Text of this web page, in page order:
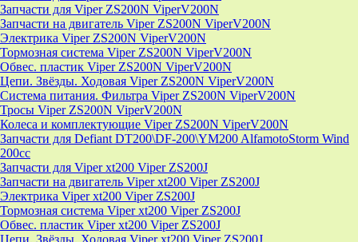
Запчасти для Viper ZS200N ViperV200N
Запчасти на двигатель Viper ZS200N ViperV200N
Электрика Viper ZS200N ViperV200N
Тормозная система Viper ZS200N ViperV200N
Обвес. пластик Viper ZS200N ViperV200N
Цепи. Звёзды. Ходовая Viper ZS200N ViperV200N
Система питания. Фильтра Viper ZS200N ViperV200N
Тросы Viper ZS200N ViperV200N
Колеса и комплектующие Viper ZS200N ViperV200N
Запчасти для Defiant DT200\DF-200\YM200 AlfamotoStorm Wind
200cc
Запчасти для Viper xt200 Viper ZS200J
Запчасти на двигатель Viper xt200 Viper ZS200J
Электрика Viper xt200 Viper ZS200J
Тормозная система Viper xt200 Viper ZS200J
Обвес. пластик Viper xt200 Viper ZS200J